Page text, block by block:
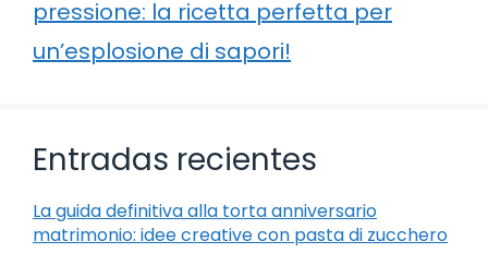
pressione: la ricetta perfetta per
un’esplosione di sapori!
Entradas recientes
La guida definitiva alla torta anniversario
matrimonio: idee creative con pasta di zucchero